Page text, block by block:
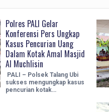
Polres PALI Gelar
Konferensi Pers Ungkap
Kasus Pencurian Uang
Dalam Kotak Amal Masjid
Al Muchlisin
PALI – Polsek Talang Ubi
sukses mengungkap kasus
pencurian kotak…